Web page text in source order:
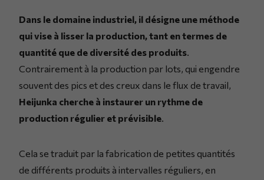
Dans le domaine industriel, il désigne une méthode
qui vise à lisser la production, tant en termes de
quantité que de diversité des produits.
Contrairement à la production par lots, qui engendre
souvent des pics et des creux dans le flux de travail,
Heijunka cherche à instaurer un rythme de
production régulier et prévisible.
Cela se traduit par la fabrication de petites quantités
de différents produits à intervalles réguliers, en